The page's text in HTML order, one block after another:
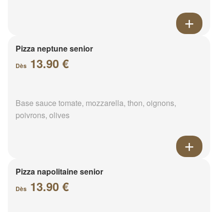
Pizza neptune senior
Dès 13.90 €
Base sauce tomate, mozzarella, thon, oignons,
poivrons, olives
Pizza napolitaine senior
Dès 13.90 €